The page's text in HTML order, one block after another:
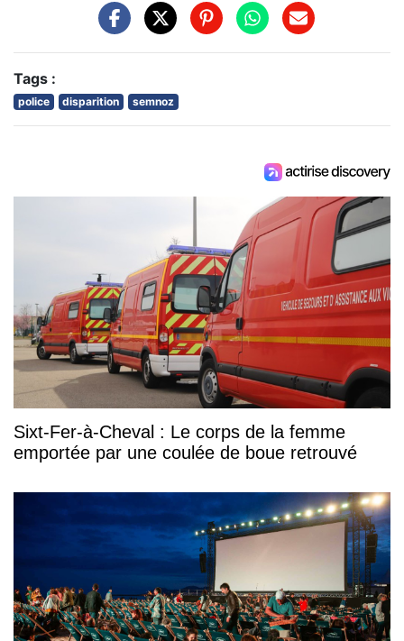
Tags :
police disparition semnoz
Sixt-Fer-à-Cheval : Le corps de la femme
emportée par une coulée de boue retrouvé